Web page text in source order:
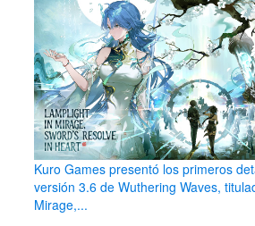
Kuro Games presentó los primeros
versión 3.6 de Wuthering Waves,
Mirage,...